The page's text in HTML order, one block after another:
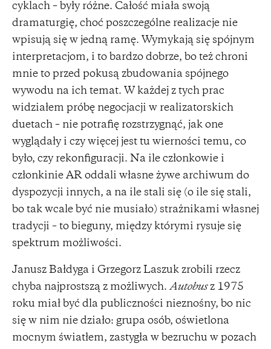
cyklach – były różne. Całość miała swoją
dramaturgię, choć poszczególne realizacje nie
wpisują się w jedną ramę. Wymykają się spójnym
interpretacjom, i to bardzo dobrze, bo też chroni
mnie to przed pokusą zbudowania spójnego
wywodu na ich temat. W każdej z tych prac
widziałem próbę negocjacji w realizatorskich
duetach – nie potrafię rozstrzygnąć, jak one
wyglądały i czy więcej jest tu wierności temu, co
było, czy rekonfiguracji. Na ile członkowie i
członkinie AR oddali własne żywe archiwum do
dyspozycji innych, a na ile stali się (o ile się stali,
bo tak wcale być nie musiało) strażnikami własnej
tradycji – to bieguny, między którymi rysuje się
spektrum możliwości.
Janusz Bałdyga i Grzegorz Laszuk zrobili rzecz
chyba najprostszą z możliwych. Autobusz 1975
roku miał być dla publiczności nieznośny, bo nic
się w nim nie działo: grupa osób, oświetlona
mocnym światłem, zastygła w bezruchu w pozach